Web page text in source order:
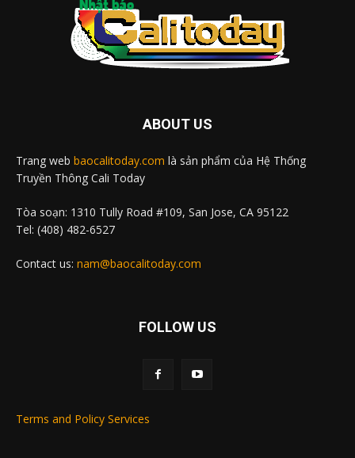
ABOUT US
Trang web baocalitoday.com là sản phẩm của Hệ Thống
Truyền Thông Cali Today
Tòa soạn: 1310 Tully Road #109, San Jose, CA 95122
Tel: (408) 482-6527
Contact us: nam@baocalitoday.com
FOLLOW US
Terms and Policy Services